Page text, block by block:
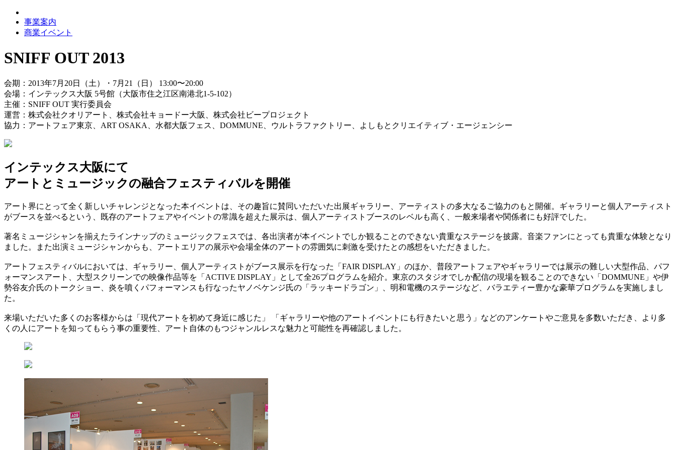
事業案内
商業イベント
SNIFF OUT 2013
会期：2013年7月20日（土）・7月21（日） 13:00〜20:00
会場：インテックス大阪 5号館（大阪市住之江区南港北1-5-102）
主催：SNIFF OUT 実行委員会
運営：株式会社クオリアート、株式会社キョードー大阪、株式会社ビープロジェクト
協力：アートフェア東京、ART OSAKA、水都大阪フェス、DOMMUNE、ウルトラファクトリー、よしもとクリエイティブ・エージェンシー
インテックス大阪にて
アートとミュージックの融合フェスティバルを開催
アート界にとって全く新しいチャレンジとなった本イベントは、その趣旨に賛同いただいた出展ギャラリー、アーティストの多大なるご協力のもと開催。ギャラリーと個人アーティスト
がブースを並べるという、既存のアートフェアやイベントの常識を超えた展示は、個人アーティストブースのレベルも高く、一般来場者や関係者にも好評でした。
著名ミュージシャンを揃えたラインナップのミュージックフェスでは、各出演者が本イベントでしか観ることのできない貴重なステージを披露。音楽ファンにとっても貴重な体験となり
ました。また出演ミュージシャンからも、アートエリアの展示や会場全体のアートの雰囲気に刺激を受けたとの感想をいただきました。
アートフェスティバルにおいては、ギャラリー、個人アーティストがブース展示を行なった「FAIR DISPLAY」のほか、普段アートフェアやギャラリーでは展示の難しい大型作品、パフ
ォーマンスアート、大型スクリーンでの映像作品等を「ACTIVE DISPLAY」として全26プログラムを紹介。東京のスタジオでしか配信の現場を観ることのできない「DOMMUNE」や伊
勢谷友介氏のトークショー、炎を噴くパフォーマンスも行なったヤノベケンジ氏の「ラッキードラゴン」、明和電機のステージなど、バラエティー豊かな豪華プログラムを実施しまし
た。
来場いただいた多くのお客様からは「現代アートを初めて身近に感じた」 「ギャラリーや他のアートイベントにも行きたいと思う」などのアンケートやご意見を多数いただき、より多
くの人にアートを知ってもらう事の重要性、アート自体のもつジャンルレスな魅力と可能性を再確認しました。